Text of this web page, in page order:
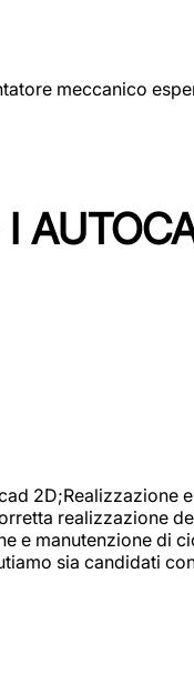
meccanico
realizzazione
e manutenzione di
sia candidati